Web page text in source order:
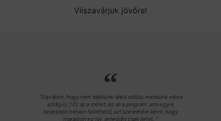
Viiszavárjuk jövőre!
"Sajnálom, hogy nem találtunk rátok előbb, mentünk volna
eddig is :) Ez az a méret, ez az a program, ami egyre
kevesebb helyen fellelhető, azt szeretném kérni, hogy
maradjon ez így, ameddig csak lehet. "